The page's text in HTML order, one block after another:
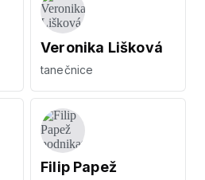
Veronika Lišková
tanečnice
Filip Papež